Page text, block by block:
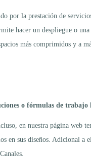
por la prestación de
hacer un despliegue o
más comprimidos y a
o fórmulas de trabajo
en nuestra página
en sus diseños.